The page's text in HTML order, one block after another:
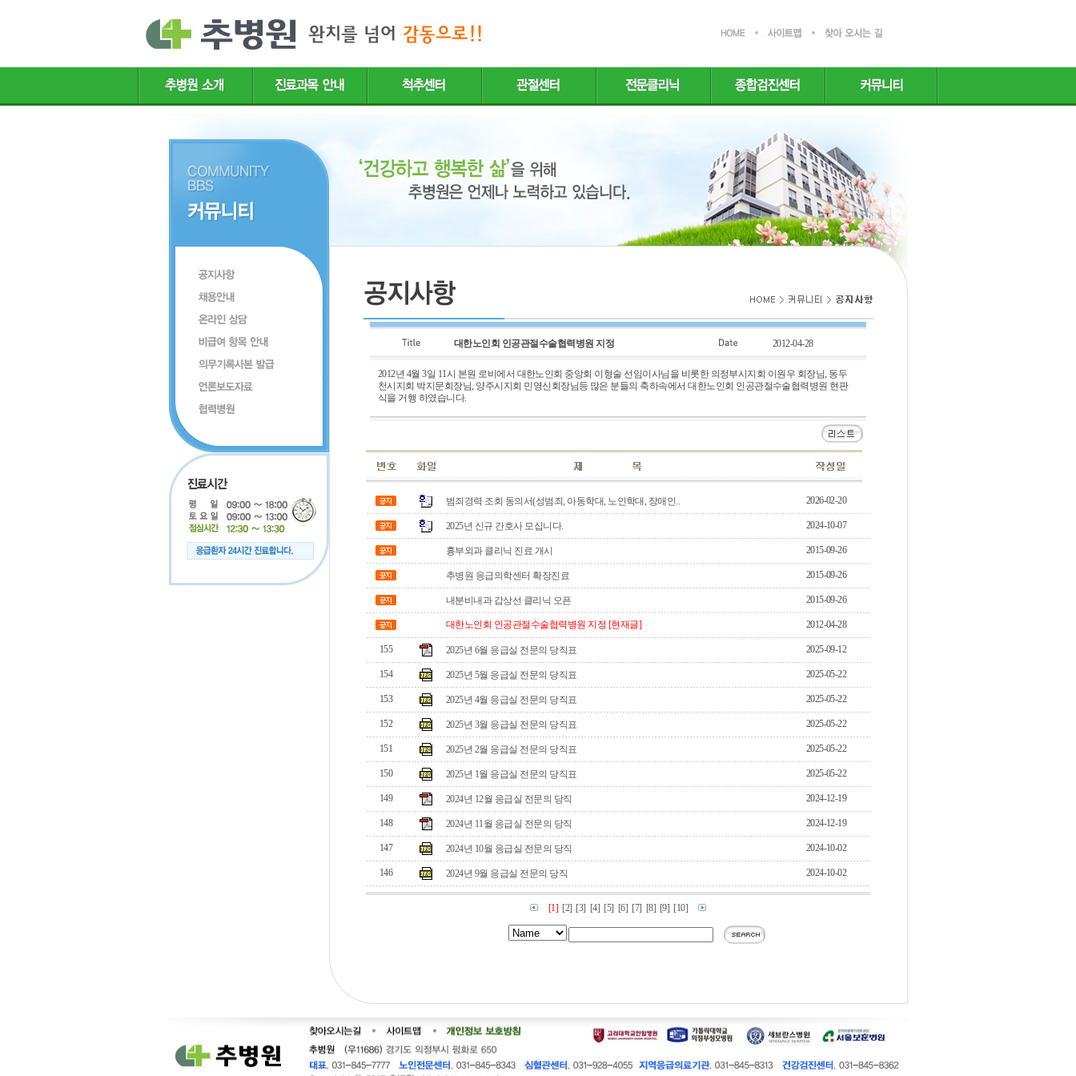
대한노인회 인공관절수술협력병원 지정 2012-04-28
2012년 4월 3일 11시 본원 로비에서 대한노인회 중앙회 이형술 선임이사님을 비롯한 의정부시지회 이원우 회장님, 동두
천시지회 박지문회장님, 양주시지회 민영신회장님등 많은 분들의 축하속에서 대한노인회 인공관절수술협력병원 현판
식을 거행 하였습니다.
범죄경력 조회 동의서(성범죄, 아동학대, 노인학대, 장애인.. 2026-02-20
2025년 신규 간호사 모십니다. 2024-10-07
흉부외과 클리닉 진료 개시 2015-09-26
추병원 응급의학센터 확장진료 2015-09-26
내분비내과 갑상선 클리닉 오픈 2015-09-26
대한노인회 인공관절수술협력병원 지정 [현재글] 2012-04-28
155 2025년 6월 응급실 전문의 당직표 2025-09-12
154 2025년 5월 응급실 전문의 당직표 2025-05-22
153 2025년 4월 응급실 전문의 당직표 2025-05-22
152 2025년 3월 응급실 전문의 당직표 2025-05-22
151 2025년 2월 응급실 전문의 당직표 2025-05-22
150 2025년 1월 응급실 전문의 당직표 2025-05-22
149 2024년 12월 응급실 전문의 당직 2024-12-19
148 2024년 11월 응급실 전문의 당직 2024-12-19
147 2024년 10월 응급실 전문의 당직 2024-10-02
146 2024년 9월 응급실 전문의 당직 2024-10-02
[1] [2] [3] [4] [5] [6] [7] [8] [9] [10]